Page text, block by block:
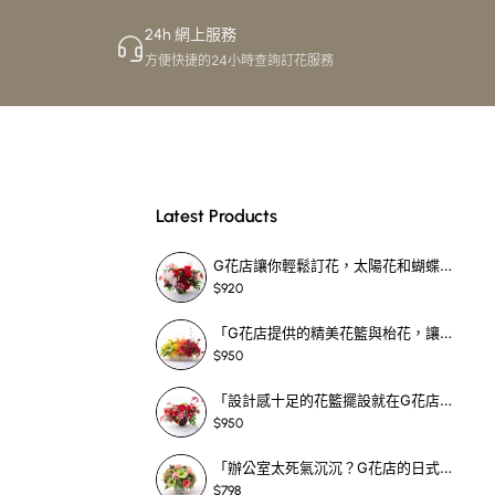
24h 網上服務
方便快捷的24小時查詢訂花服務
Latest Products
G花店讓你輕鬆訂花，太陽花和蝴蝶蘭花籃，適合每個重要時刻！-SF390
$920
「G花店提供的精美花籃與枱花，讓重要場合更顯祝賀與喜悅，適合各種用場！」-SF398
$950
「設計感十足的花籃擺設就在G花店！馬蹄蘭、袋鼠爪、罌粟花，為你的重大場合增光添彩！」-SF209
$950
「辦公室太死氣沉沉？G花店的日式花籃和定製枱花，為你帶來新鮮感！」-SF465
$798